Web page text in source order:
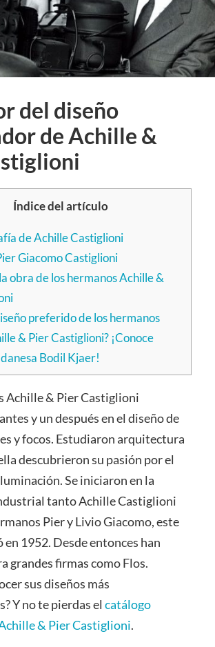
del diseño
de Achille &
Índice del artículo
de Achille Castiglioni
Giacomo Castiglioni
obra de los hermanos Achille &
preferido de los hermanos
& Pier Castiglioni? ¡Conoce
Bodil Kjaer!
Achille & Pier Castiglioni
y un después en el diseño de
y focos. Estudiaron arquitectura
descubrieron su pasión por el
Se iniciaron en la
tanto Achille Castiglioni
Pier y Livio Giacomo, este
1952. Desde entonces han
grandes firmas como Flos.
sus diseños más
Y no te pierdas el catálogo
& Pier Castiglioni.